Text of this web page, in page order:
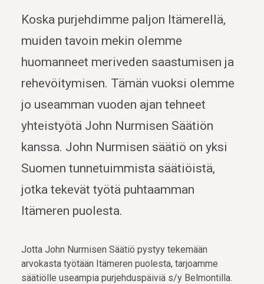
Koska purjehdimme paljon Itämerellä,
muiden tavoin mekin olemme
huomanneet meriveden saastumisen ja
rehevöitymisen. Tämän vuoksi olemme
jo useamman vuoden ajan tehneet
yhteistyötä John Nurmisen Säätiön
kanssa. John Nurmisen säätiö on yksi
Suomen tunnetuimmista säätiöistä,
jotka tekevät työtä puhtaamman
Itämeren puolesta.
Jotta John Nurmisen Säätiö pystyy tekemään
arvokasta työtään Itämeren puolesta, tarjoamme
säätiölle useampia purjehduspäiviä s/y Belmontilla.